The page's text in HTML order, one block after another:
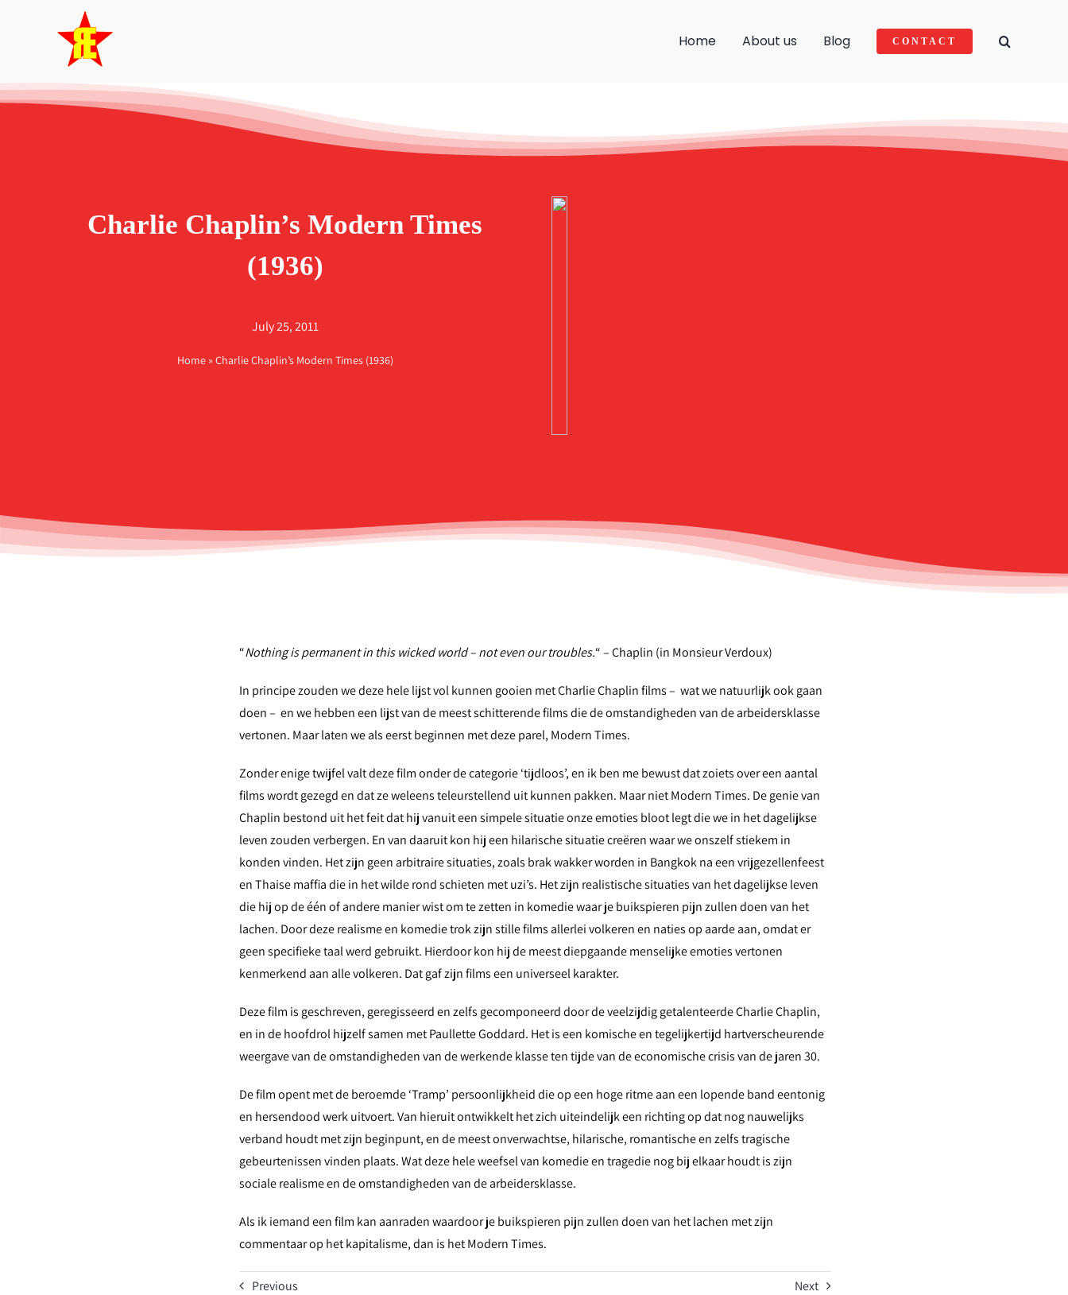
Home About us Blog CONTACT
Charlie Chaplin’s Modern Times
(1936)
July 25, 2011
Home»Charlie Chaplin’s Modern Times (1936)
“Nothing is permanent in this wicked world – not even our troubles.“ – Chaplin (in Monsieur Verdoux)
In principe zouden we deze hele lijst vol kunnen gooien met Charlie Chaplin films – wat we natuurlijk ook gaan
doen – en we hebben een lijst van de meest schitterende films die de omstandigheden van de arbeidersklasse
vertonen. Maar laten we als eerst beginnen met deze parel, Modern Times.
Zonder enige twijfel valt deze film onder de categorie ‘tijdloos’, en ik ben me bewust dat zoiets over een aantal
films wordt gezegd en dat ze weleens teleurstellend uit kunnen pakken. Maar niet Modern Times. De genie van
Chaplin bestond uit het feit dat hij vanuit een simpele situatie onze emoties bloot legt die we in het dagelijkse
leven zouden verbergen. En van daaruit kon hij een hilarische situatie creëren waar we onszelf stiekem in
konden vinden. Het zijn geen arbitraire situaties, zoals brak wakker worden in Bangkok na een vrijgezellenfeest
en Thaise maffia die in het wilde rond schieten met uzi’s. Het zijn realistische situaties van het dagelijkse leven
die hij op de één of andere manier wist om te zetten in komedie waar je buikspieren pijn zullen doen van het
lachen. Door deze realisme en komedie trok zijn stille films allerlei volkeren en naties op aarde aan, omdat er
geen specifieke taal werd gebruikt. Hierdoor kon hij de meest diepgaande menselijke emoties vertonen
kenmerkend aan alle volkeren. Dat gaf zijn films een universeel karakter.
Deze film is geschreven, geregisseerd en zelfs gecomponeerd door de veelzijdig getalenteerde Charlie Chaplin,
en in de hoofdrol hijzelf samen met Paullette Goddard. Het is een komische en tegelijkertijd hartverscheurende
weergave van de omstandigheden van de werkende klasse ten tijde van de economische crisis van de jaren 30.
De film opent met de beroemde ‘Tramp’ persoonlijkheid die op een hoge ritme aan een lopende band eentonig
en hersendood werk uitvoert. Van hieruit ontwikkelt het zich uiteindelijk een richting op dat nog nauwelijks
verband houdt met zijn beginpunt, en de meest onverwachtse, hilarische, romantische en zelfs tragische
gebeurtenissen vinden plaats. Wat deze hele weefsel van komedie en tragedie nog bij elkaar houdt is zijn
sociale realisme en de omstandigheden van de arbeidersklasse.
Als ik iemand een film kan aanraden waardoor je buikspieren pijn zullen doen van het lachen met zijn
commentaar op het kapitalisme, dan is het Modern Times.
Previous Next